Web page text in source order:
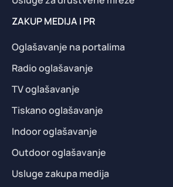
ZAKUP MEDIJA I PR
Oglašavanje na portalima
Radio oglašavanje
TV oglašavanje
Tiskano oglašavanje
Indoor oglašavanje
Outdoor oglašavanje
Usluge zakupa medija